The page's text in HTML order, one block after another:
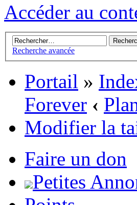
Accéder au
Recherche avancée
Portail »
Forever ‹
Modifier la
Faire un don
Petites